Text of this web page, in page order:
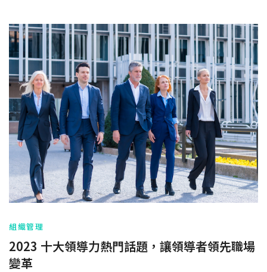
組織管理
2023 十大領導力熱門話題，讓領導者領先職場
變革